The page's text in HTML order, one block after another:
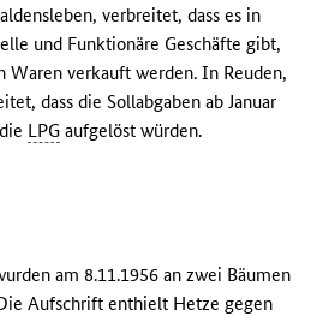
verbreitet, dass es in
und Funktionäre Geschäfte gibt,
Waren verkauft werden. In Reuden,
dass die Sollabgaben ab Januar
LPG aufgelöst würden.
am 8.11.1956 an zwei Bäumen
Aufschrift enthielt Hetze gegen